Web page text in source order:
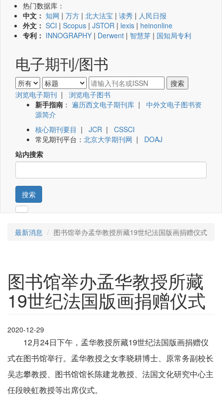
热门数据库：
中文： 知网 | 万方 | 北大法宝 | 读秀 | 人民日报
外文： SCI | Scopus | JSTOR | lexis | heinonline
专利： INNOGRAPHY | Derwent | 智慧芽 | 国知局专利
电子期刊/图书
浏览电子期刊 | 浏览电子图书
新手指南 ： 遍历西文电子期刊库 | 中外文电子图书资
源简介
核心期刊要目 | JCR | CSSCI
常见期刊平台： 北京大学期刊网 | DOAJ
站内搜索
搜索
最新消息 图书馆举办孟华教授所藏19世纪法国版画捐赠仪式
图书馆举办孟华教授所藏
19世纪法国版画捐赠仪式
2020-12-29
12月24日下午，孟华教授所藏19世纪法国版画捐赠仪
式在图书馆举行。孟华教授之女李晓耕博士、原常务副校长
吴志攀教授、图书馆馆长陈建龙教授、法国文化研究中心主
任段映虹教授等出席仪式。